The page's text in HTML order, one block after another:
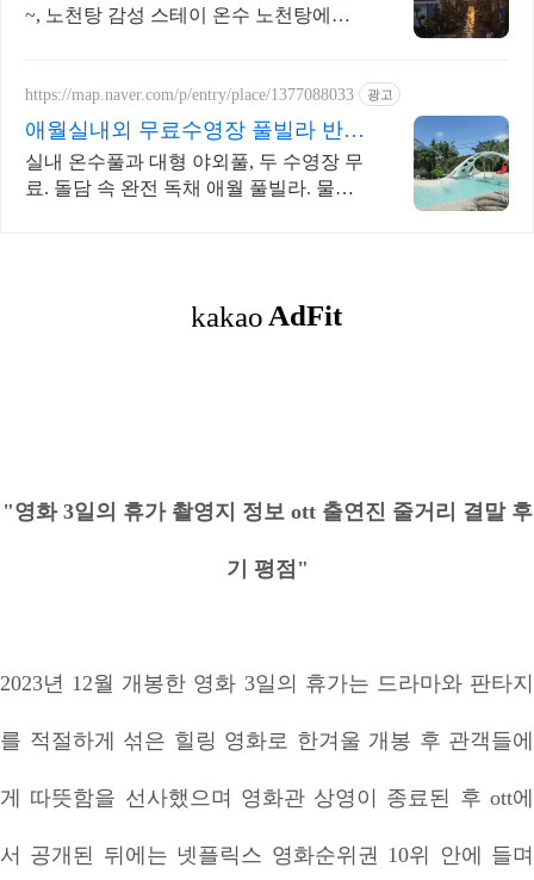
~, 노천탕 감성 스테이 온수 노천탕에서
https://map.naver.com/p/entry/place/1377088033 광고
애월실내외 무료수영장 풀빌라 반려
견 동반 이국적 감성숙소
실내 온수풀과 대형 야외풀, 두 수영장 무
료. 돌담 속 완전 독채 애월 풀빌라. 물놀
"영화 3일의 휴가 촬영지 정보 ott 출연진 줄거리 결말 후
기 평점"
2023년 12월 개봉한 영화 3일의 휴가는 드라마와 판타지
를 적절하게 섞은 힐링 영화로 한겨울 개봉 후 관객들에
게 따뜻함을 선사했으며 영화관 상영이 종료된 후 ott에
서 공개된 뒤에는 넷플릭스 영화순위권 10위 안에 들며